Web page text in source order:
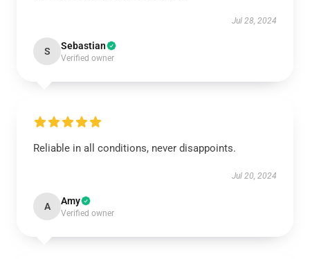
Jul 28, 2024
S Sebastian
Verified owner
Reliable in all conditions, never disappoints.
Jul 20, 2024
A Amy
Verified owner